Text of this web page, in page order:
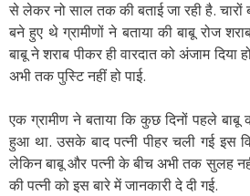
से लेकर नो साल तक की बताई जा रही है.
बने हुए थे ग्रामीणों ने बताया की बाबू रोज
बाबू ने शराब पीकर ही वारदात को अंजाम दिया
अभी तक पुस्टि नहीं हो पाई.
एक ग्रामीण ने बताया कि कुछ दिनों पहले
हुआ था. उसके बाद पत्नी पीहर चली गई इस
लेकिन बाबू और पत्नी के बीच अभी तक सुलह
की पत्नी को इस बारे में जानकारी दे दी गई.